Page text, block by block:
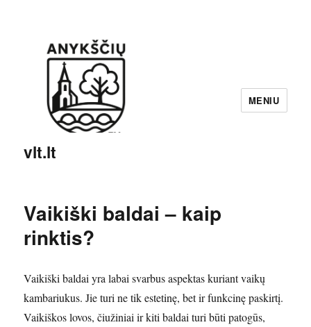
vlt.lt
MENIU
Vaikiški baldai – kaip
rinktis?
Vaikiški baldai yra labai svarbus aspektas kuriant vaikų
kambariukus. Jie turi ne tik estetinę, bet ir funkcinę paskirtį.
Vaikiškos lovos, čiužiniai ir kiti baldai turi būti patogūs,